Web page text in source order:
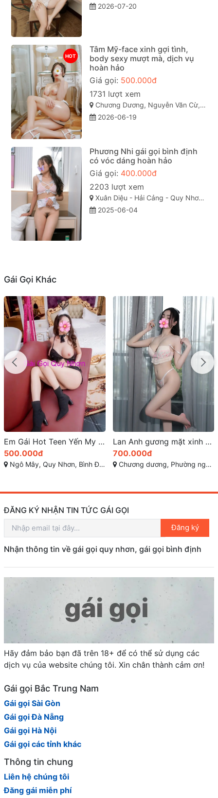
2026-07-20
HOT
Tâm Mỹ-face xinh gợi tình,
body sexy mượt mà, dịch vụ
hoàn hảo
Giá gọi: 500.000đ
1731 lượt xem
Chương Dương, Nguyễn Văn Cừ, TP Quy Nhơn
2026-06-19
Phương Nhi gái gọi bình định
có vóc dáng hoàn hảo
Giá gọi: 400.000đ
2203 lượt xem
Xuân Diệu - Hải Cảng - Quy Nhơn - Bình Định
2025-06-04
Gái Gọi Khác
Lan Anh gương mặt xinh xắn và vóc dáng cực kỳ cuốn hút
700.000đ
Chương dương, Phường nguyễn văn cừ , TP quy nhơn
Ngọc Hân là hiện thân của sự ngọt ngào và tinh khiết
1.500.000đ
Ngô Mây, Thành Phố Quy Nhơn, Bình Định
ĐĂNG KÝ NHẬN TIN TỨC GÁI GỌI
Đăng ký
Nhận thông tin về gái gọi quy nhơn, gái gọi bình định
Hãy đảm bảo bạn đã trên 18+ để có thể sử dụng các
dịch vụ của website chúng tôi. Xin chân thành cảm ơn!
Gái gọi Bắc Trung Nam
Gái gọi Sài Gòn
Gái gọi Đà Nẵng
Gái gọi Hà Nội
Gái gọi các tỉnh khác
Thông tin chung
Liên hệ chúng tôi
Đăng gái miễn phí